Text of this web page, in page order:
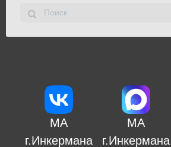
МА
г.Инкермана
МА
г.Инкермана